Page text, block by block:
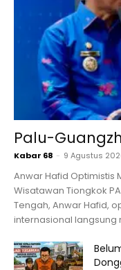
Palu-
Kabar 68 - 9 Agustus
Anwar Hafid Optimistis
Wisatawan Tiongkok
Tengah, Anwar Hafid,
internasional langsung